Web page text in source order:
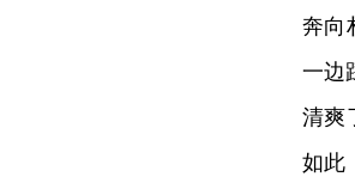
奔向
一边
清爽
如此